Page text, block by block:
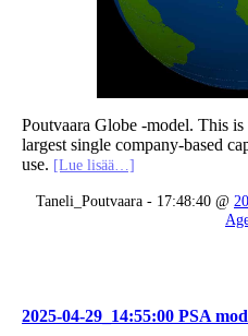
Poutvaara Globe -model. This is
largest single company-based
use. [Lue lisää…]
Taneli_Poutvaara - 17:48:40 @
2025-04-29_14:55:00 PSA